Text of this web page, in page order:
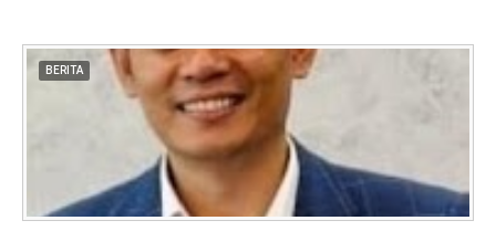
BERITA